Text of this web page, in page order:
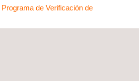
Programa de Verificación de